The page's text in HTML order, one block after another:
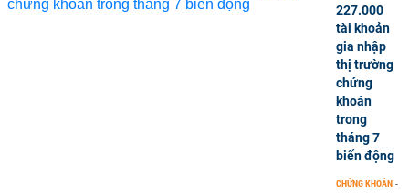
227.000
tài khoản
gia nhập
thị trường
chứng
khoán
trong
tháng 7
biến động
CHỨNG KHOÁN -